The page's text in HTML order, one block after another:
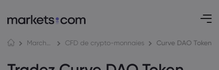
Marchés CFD de crypto-monnaies Curve DAO Token